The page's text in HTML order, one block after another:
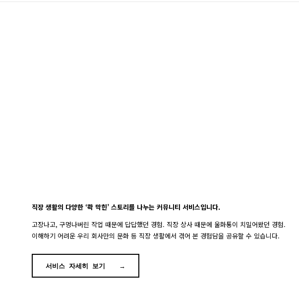
직장 생활의 다양한 ‘콱 막힌’ 스토리를 나누는 커뮤니티 서비스입니다.
고장나고, 구멍나버린 작업 때문에 답답했던 경험. 직장 상사 때문에 울화통이 치밀어왔던 경험.
이해하기 어려운 우리 회사만의 문화 등 직장 생활에서 겪어 본 경험담을 공유할 수 있습니다.
서비스 자세히 보기 →